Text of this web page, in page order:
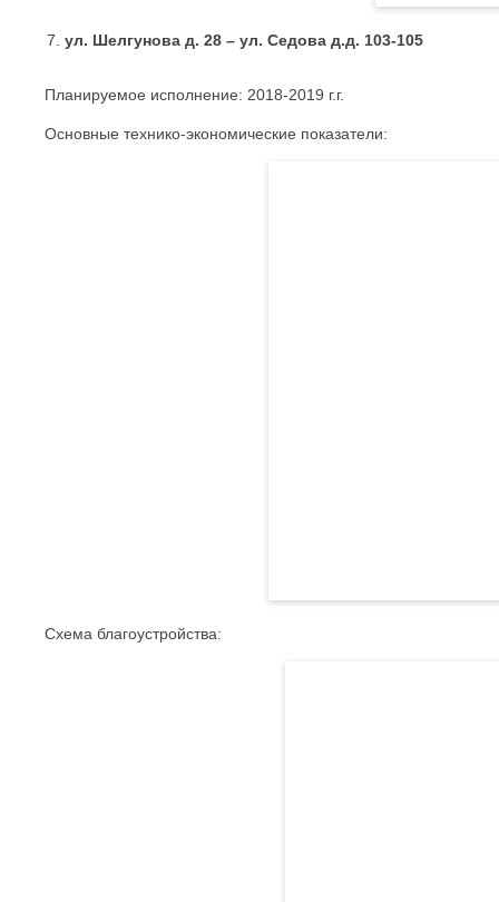
ул. Шелгунова д. 28 – ул. Седова д.д. 103-105
Планируемое исполнение: 2018-2019 г.г.
Основные технико-экономические показатели:
Схема благоустройства: